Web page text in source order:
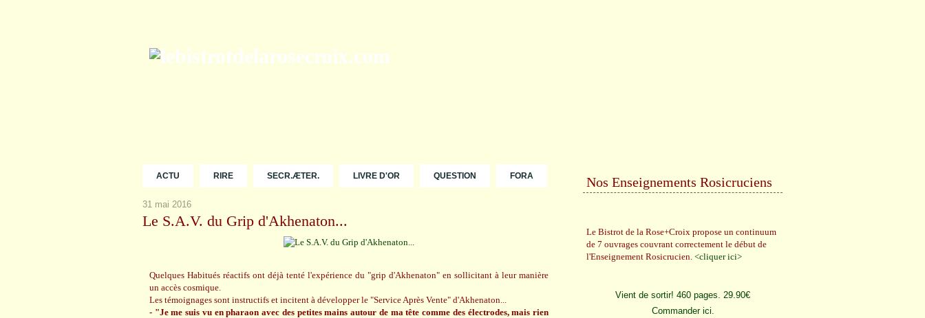
ACTU RIRE SECR.ÆTER. LIVRE D'OR QUESTION FORA
31 mai 2016
Le S.A.V. du Grip d'Akhenaton...
Quelques Habitués réactifs ont déjà tenté l'expérience du "grip d'Akhenaton" en sollicitant à leur manière
un accès cosmique.
Les témoignages sont instructifs et incitent à développer le "Service Après Vente" d'Akhenaton...
- "Je me suis vu en pharaon avec des petites mains autour de ma tête comme des électrodes, mais rien
Nos Enseignements Rosicruciens
Le Bistrot de la Rose+Croix propose un continuum
de 7 ouvrages couvrant correctement le début de
l'Enseignement Rosicrucien. <cliquer ici>
Vient de sortir! 460 pages. 29.90€
Commander ici.